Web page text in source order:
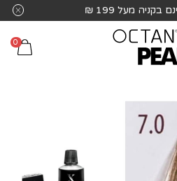
משלוח חינם בקניה מעל 199 ₪
0